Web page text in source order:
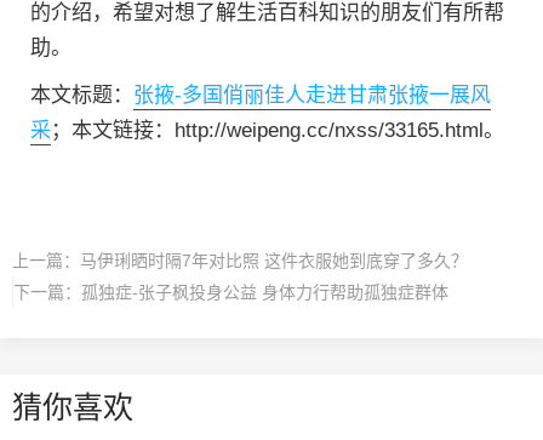
的介绍，希望对想了解生活百科知识的朋友们有所帮
助。
本文标题： 张掖-多国俏丽佳人走进甘肃张掖一展风
采 ；本文链接：http://weipeng.cc/nxss/33165.html。
上一篇： 马伊琍晒时隔7年对比照 这件衣服她到底穿了多久？
下一篇： 孤独症-张子枫投身公益 身体力行帮助孤独症群体
猜你喜欢